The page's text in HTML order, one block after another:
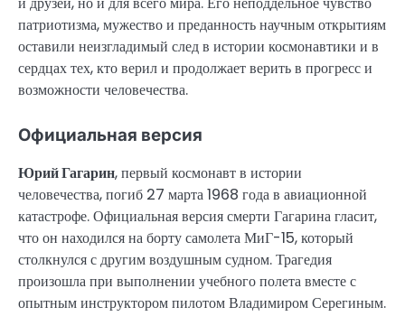
патриотизма, мужество и преданность научным открытиям
оставили неизгладимый след в истории космонавтики и в
сердцах тех, кто верил и продолжает верить в прогресс и
возможности человечества.
Официальная версия
Юрий Гагарин, первый космонавт в истории
человечества, погиб 27 марта 1968 года в авиационной
катастрофе. Официальная версия смерти Гагарина гласит,
что он находился на борту самолета МиГ-15, который
столкнулся с другим воздушным судном. Трагедия
произошла при выполнении учебного полета вместе с
опытным инструктором пилотом Владимиром Серегиным.